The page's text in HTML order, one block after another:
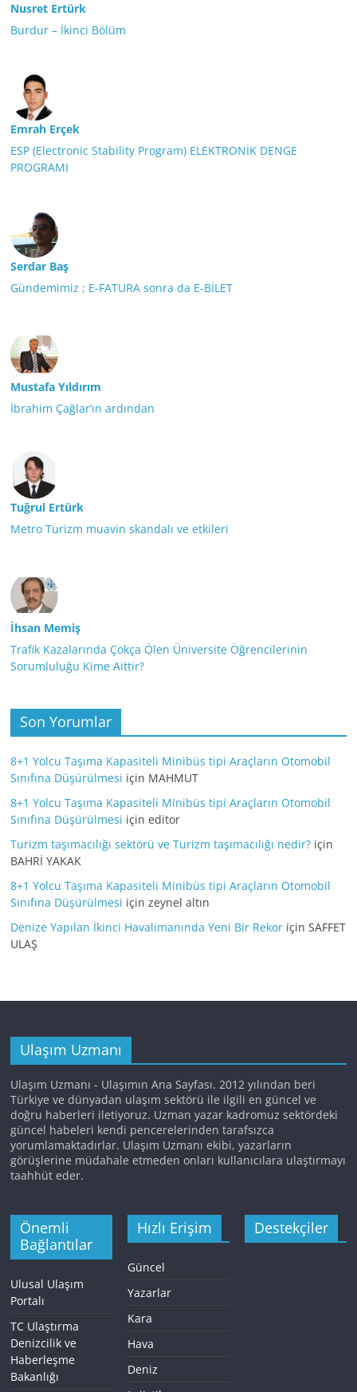
Nusret Ertürk
Burdur – İkinci Bölüm
Emrah Erçek
ESP (Electronic Stability Program) ELEKTRONİK DENGE
PROGRAMI
Serdar Baş
Gündemimiz ; E-FATURA sonra da E-BİLET
Mustafa Yıldırım
İbrahim Çağlar’ın ardından
Tuğrul Ertürk
Metro Turizm muavin skandalı ve etkileri
İhsan Memiş
Trafik Kazalarında Çokça Ölen Üniversite Öğrencilerinin
Sorumluluğu Kime Aittir?
Son Yorumlar
8+1 Yolcu Taşıma Kapasiteli Minibüs tipi Araçların Otomobil
Sınıfına Düşürülmesi için MAHMUT
8+1 Yolcu Taşıma Kapasiteli Minibüs tipi Araçların Otomobil
Sınıfına Düşürülmesi içineditor
Turizm taşımacılığı sektörü ve Turizm taşımacılığı nedir? için
BAHRİ YAKAK
8+1 Yolcu Taşıma Kapasiteli Minibüs tipi Araçların Otomobil
Sınıfına Düşürülmesi içinzeynel altın
Denize Yapılan İkinci Havalimanında Yeni Bir Rekor içinSAFFET
ULAŞ
Ulaşım Uzmanı
Ulaşım Uzmanı - Ulaşımın Ana Sayfası. 2012 yılından beri
Türkiye ve dünyadan ulaşım sektörü ile ilgili en güncel ve
doğru haberleri iletiyoruz. Uzman yazar kadromuz sektördeki
güncel habeleri kendi pencerelerinden tarafsızca
yorumlamaktadırlar. Ulaşım Uzmanı ekibi, yazarların
görüşlerine müdahale etmeden onları kullanıcılara ulaştırmayı
taahhüt eder.
Önemli
Bağlantılar
Ulusal Ulaşım
Portalı
TC Ulaştırma
Denizcilik ve
Haberleşme
Bakanlığı
Hızlı Erişim
Güncel
Yazarlar
Kara
Hava
Deniz
Destekçiler